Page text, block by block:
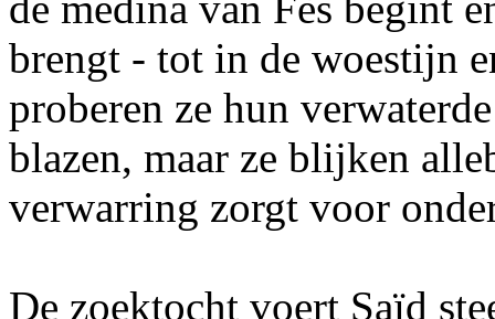
brengt - tot in de woestijn
proberen ze hun
blazen, maar ze blijken
verwarring zorgt voor
De zoektocht voert Saïd